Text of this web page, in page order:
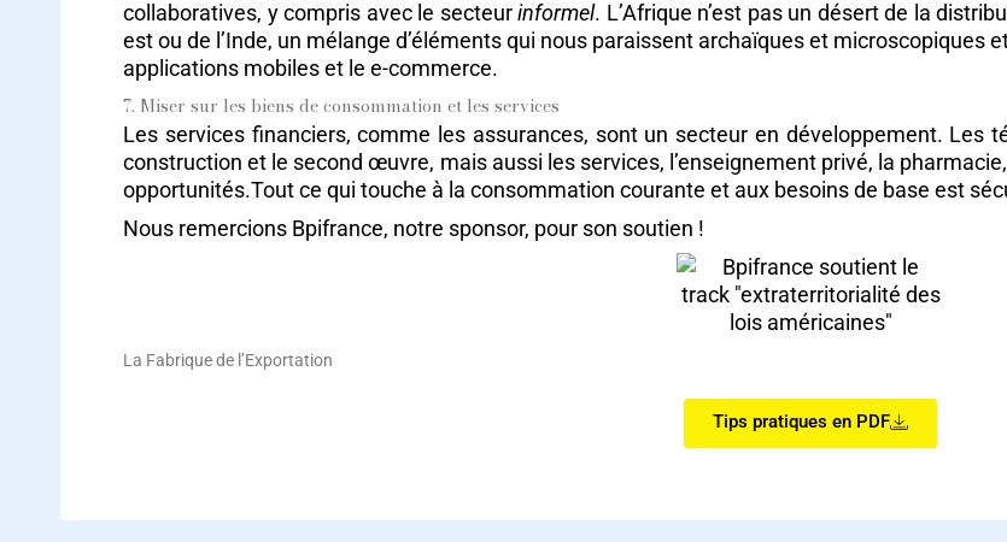
collaboratives, y compris avec le secteurinformel. L’Afrique n’est pas un désert de la
est ou de l’Inde, un mélange d’éléments qui nous paraissent archaïques et microscopiques
applications mobiles et le e-commerce.
7. Miser sur les biens de consommation et les services
Les services financiers, comme les assurances, sont un secteur en développement. Les
construction et le second œuvre, mais aussi les services, l’enseignement privé, la
opportunités.Tout ce qui touche à la consommation courante et aux besoins de base est
Nous remercions Bpifrance, notre sponsor, pour son soutien !
La Fabrique de l’Exportation
Tips pratiques en PDF